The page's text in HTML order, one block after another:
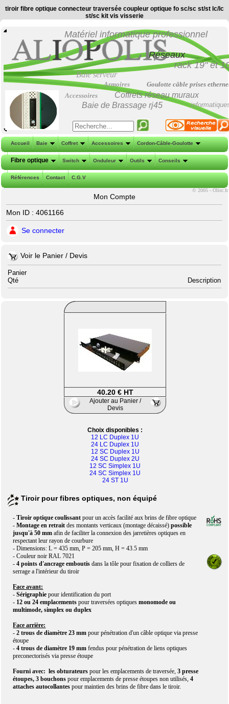
tiroir fibre optique connecteur traversée coupleur optique fo sc/sc st/st lc/lc
st/sc kit vis visserie
Matériel informatique professionnel
Réseaux
rack 19"et
Baie serveur
Armoires
Goulotte câble prises
Accessoires
Coffrets réseau muraux
Baie de Brassage rj45
Accueil Baie Coffret Accessoires Cordon-Câble-Goulotte
Fibre optique Switch Onduleur Outils Conseils
Références Contact C.G.V
© 2005 - Olisc.fr
Mon Compte
Mon ID : 4061166
Se connecter
Voir le Panier / Devis
Panier
Qté
Description
40.20 € HT
Ajouter au Panier /
Devis
Choix disponibles :
12 LC Duplex 1U
24 LC Duplex 1U
12 SC Duplex 1U
24 SC Duplex 2U
12 SC Simplex 1U
24 SC Simplex 1U
24 ST 1U
Tiroir pour fibres optiques, non équipé
-Tiroir optique coulissant pour un accès facilité aux brins de fibre optique
-Montage en retrait des montants verticaux (montage décaissé)possible
jusqu'à 50 mm afin de faciliter la connexion des jarretières optiques en
respectant leur rayon de courbure
- Dimensions: L = 435 mm, P = 205 mm, H = 43.5 mm
- Couleur noir RAL 7021
-4 points d'ancrage emboutis dans la tôle pour fixation de colliers de
serrage a l'intérieur du tiroir
Face avant:
-Sérigraphie pour identification du port
- 12 ou 24 emplacements pour traversées optiquesmonomode ou
multimode, simplex ou duplex
Face arrière:
-2 trous de diamètre 23 mm pour pénétration d'un câble optique via presse
étoupe
-4 trous de diamètre 19 mm fendus pour pénétration de liens optiques
preconectorisés via presse étoupe
Fourni avec: les obturateurs pour les emplacements de traversée,3 presse
étoupes, 3 bouchons pour emplacements de presse étoupes non utilisés,4
attaches autocollantes pour maintien des brins de fibre dans le tiroir.